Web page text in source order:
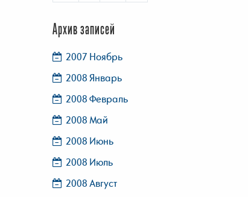
Архив записей
2007 Ноябрь
2008 Январь
2008 Февраль
2008 Май
2008 Июнь
2008 Июль
2008 Август